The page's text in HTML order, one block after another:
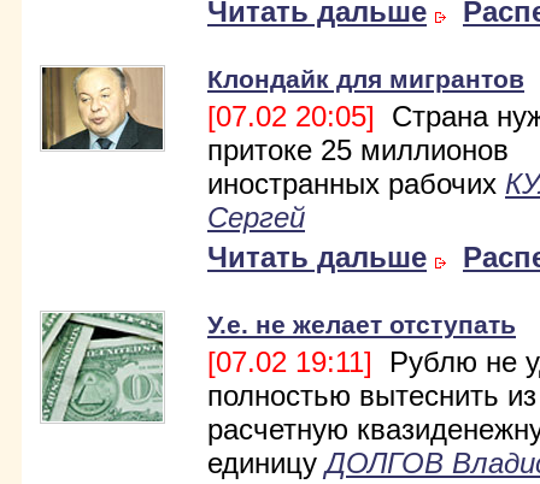
Читать дальше
Клондайк для мигрантов
[07.02 20:05] Страна
притоке 25 миллионов
иностранных рабочих
Сергей
Читать дальше
У.е. не желает отступать
[07.02 19:11] Рублю не
полностью вытеснить
расчетную
единицуДОЛГОВ